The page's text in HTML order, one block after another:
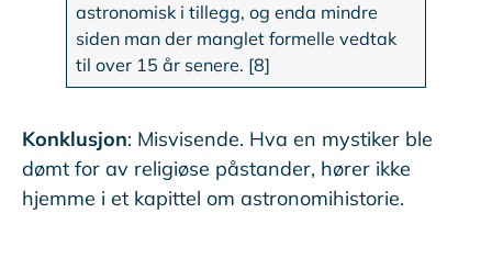
astronomisk i tillegg, og enda mindre
siden man der manglet formelle vedtak
til over 15 år senere. [8]
Konklusjon: Misvisende. Hva en mystiker ble
dømt for av religiøse påstander, hører ikke
hjemme i et kapittel om astronomihistorie.